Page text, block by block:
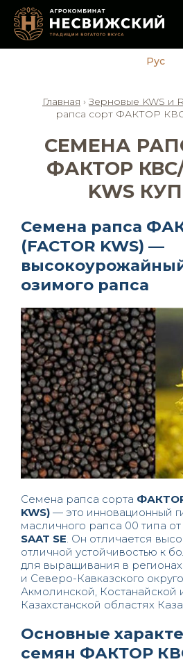
Рус
Главная ›Зерновые KWS и
рапса сорт ФАКТОР
СЕМЕНА
ФАКТОР КВС/
KWS
Семена рапса
(FACTOR KWS) —
озимого рапса
Семена рапса сорта ФАКТОР
KWS) — это инновационный
масличного рапса 00 типа
SAAT SE . Он отличается
отличной устойчивостью к
для выращивания в
и Северо-Кавказского
Акмолинской, Костанайской
Казахстанской областях
Основные
семян ФАКТОР